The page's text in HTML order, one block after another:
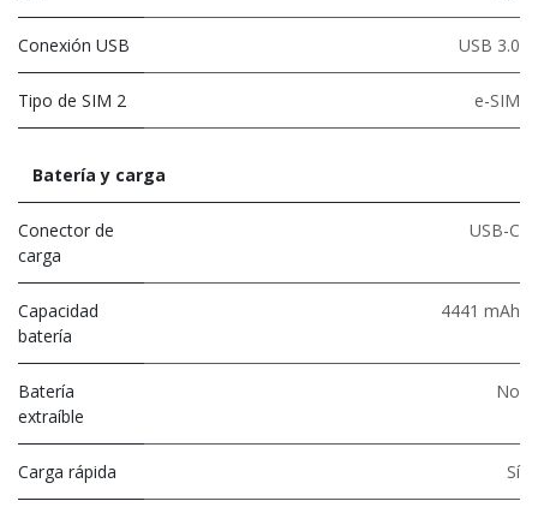
Conexión USB USB 3.0
Tipo de SIM 2 e-SIM
Batería y carga
Conector de
carga
USB-C
Capacidad
batería
4441 mAh
Batería
extraíble
No
Carga rápida Sí